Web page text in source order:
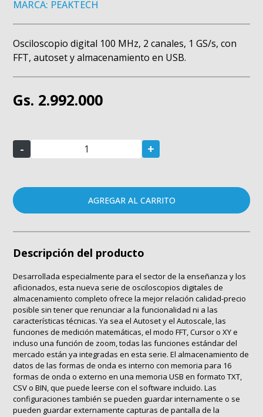
MARCA: PEAKTECH
Osciloscopio digital 100 MHz, 2 canales, 1 GS/s, con
FFT, autoset y almacenamiento en USB.
Gs. 2.992.000
- +
AGREGAR AL CARRITO
Descripción del producto
Desarrollada especialmente para el sector de la enseñanza y los
aficionados, esta nueva serie de osciloscopios digitales de
almacenamiento completo ofrece la mejor relación calidad-precio
posible sin tener que renunciar a la funcionalidad ni a las
características técnicas. Ya sea el Autoset y el Autoscale, las
funciones de medición matemáticas, el modo FFT, Cursor o XY e
incluso una función de zoom, todas las funciones estándar del
mercado están ya integradas en esta serie. El almacenamiento de
datos de las formas de onda es interno con memoria para 16
formas de onda o externo en una memoria USB en formato TXT,
CSV o BIN, que puede leerse con el software incluido. Las
configuraciones también se pueden guardar internamente o se
pueden guardar externamente capturas de pantalla de la